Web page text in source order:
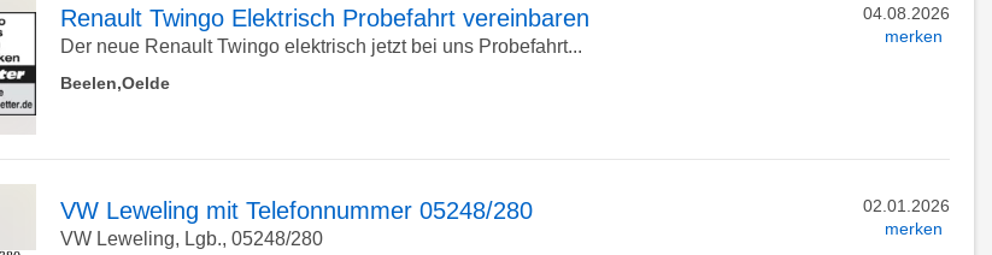
*
Detailseite
Renault Twingo Elektrisch Probefahrt vereinbaren
Der neue Renault Twingo elektrisch jetzt bei uns Probefahrt...
Beelen,Oelde
04.08.2026
merken
VW Leweling mit Telefonnummer 05248/280
VW Leweling, Lgb., 05248/280
02.01.2026
merken